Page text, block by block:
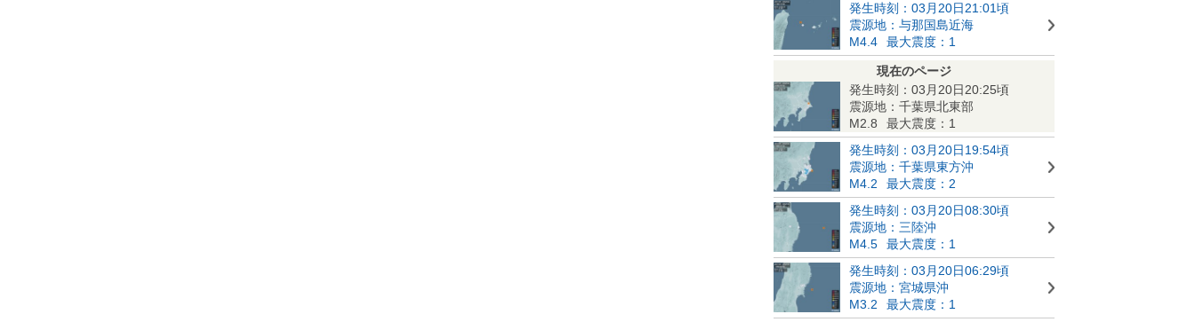
発生時刻：03月20日21:01頃
震源地：与那国島近海
M4.4
最大震度：1
現在のページ
発生時刻：03月20日20:25頃
震源地：千葉県北東部
M2.8
最大震度：1
発生時刻：03月20日19:54頃
震源地：千葉県東方沖
M4.2
最大震度：2
発生時刻：03月20日08:30頃
震源地：三陸沖
M4.5
最大震度：1
発生時刻：03月20日06:29頃
震源地：宮城県沖
M3.2
最大震度：1